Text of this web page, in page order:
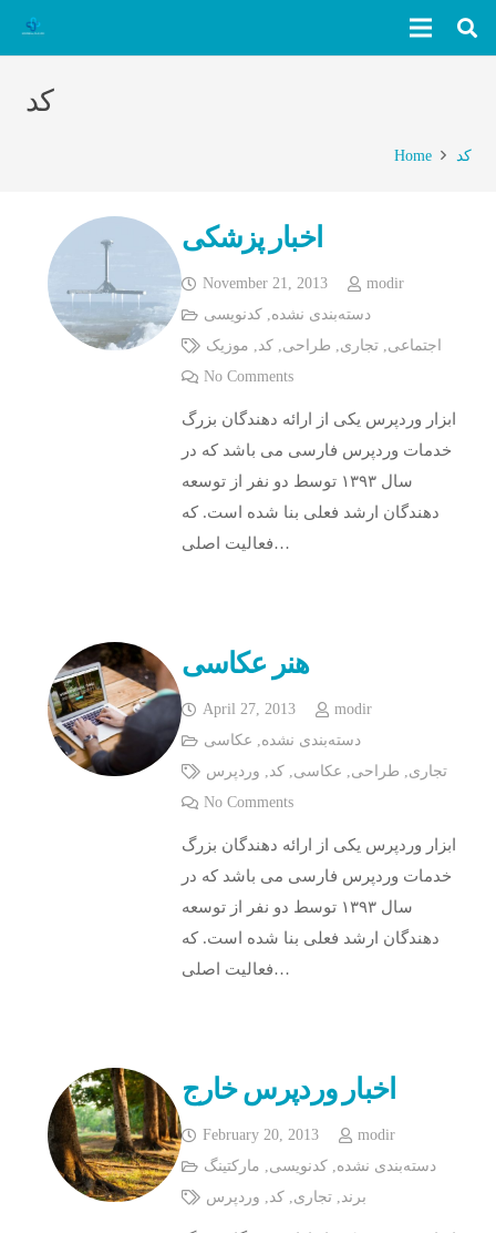
کد
Home کد
اخبار پزشکی
November 21, 2013
modir
دسته‌بندی نشده ,کدنویسی
اجتماعی ,تجاری طراحی ,کد
موزیک
No Comments
ابزار وردپرس یکی از ارائه دهندگان بزرگ
خدمات وردپرس فارسی می باشد که در
سال ۱۳۹۳ توسط دو نفر از توسعه
دهندگان ارشد فعلی بنا شده است. که
فعالیت اصلی…
هنر عکاسی
April 27, 2013
modir
دسته‌بندی نشده
عکاسی
تجاری
طراحی عکاسی ,کد
وردپرس
No Comments
ابزار وردپرس یکی از ارائه دهندگان بزرگ
خدمات وردپرس فارسی می باشد که در
سال ۱۳۹۳ توسط دو نفر از توسعه
دهندگان ارشد فعلی بنا شده است. که
فعالیت اصلی…
اخبار وردپرس خارج
February 20, 2013
modir
دسته‌بندی نشده ,کدنویسی
مارکتینگ
برند
,تجاری ,کد وردپرس